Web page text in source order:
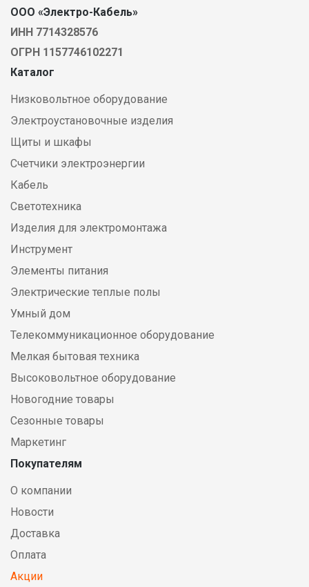
ООО «Электро-Кабель»
ИНН 7714328576
ОГРН 1157746102271
Каталог
Низковольтное оборудование
Электроустановочные изделия
Щиты и шкафы
Счетчики электроэнергии
Кабель
Светотехника
Изделия для электромонтажа
Инструмент
Элементы питания
Электрические теплые полы
Умный дом
Телекоммуникационное оборудование
Мелкая бытовая техника
Высоковольтное оборудование
Новогодние товары
Сезонные товары
Маркетинг
Покупателям
О компании
Новости
Доставка
Оплата
Акции